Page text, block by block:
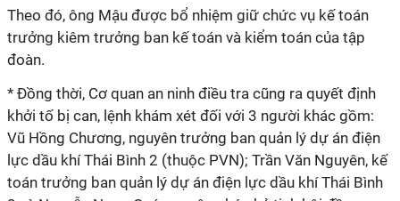
Theo đó, ông Mậu được bổ nhiệm giữ chức vụ kế toán
trưởng kiêm trưởng ban kế toán và kiểm toán của tập
đoàn.
* Đồng thời, Cơ quan an ninh điều tra cũng ra quyết định
khởi tố bị can, lệnh khám xét đối với 3 người khác gồm:
Vũ Hồng Chương, nguyên trưởng ban quản lý dự án điện
lực dầu khí Thái Bình 2 (thuộc PVN); Trần Văn Nguyên, kế
toán trưởng ban quản lý dự án điện lực dầu khí Thái Bình